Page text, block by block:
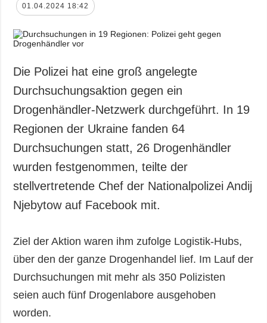
Wiederaufbau
Politik
Militär
Gesellschaft und
Kultur
Sport
Kriminalität
Notstand und
Notfälle
Politik zur
personenbezogener
Daten
ZUSÄTZLICH
Interview
Fotos
Video
Fotobank
01.04.2024 18:42
Die Polizei hat eine groß angelegte
Durchsuchungsaktion gegen ein
Drogenhändler-Netzwerk durchgeführt. In 19
Regionen der Ukraine fanden 64
Durchsuchungen statt, 26 Drogenhändler
wurden festgenommen, teilte der
stellvertretende Chef der Nationalpolizei Andij
Njebytow auf Facebook mit.
Ziel der Aktion waren ihm zufolge Logistik-Hubs,
über den der ganze Drogenhandel lief. Im Lauf der
Durchsuchungen mit mehr als 350 Polizisten
seien auch fünf Drogenlabore ausgehoben
worden.